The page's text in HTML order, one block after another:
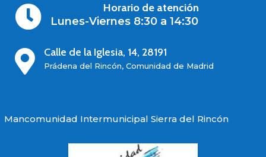

Horario de atención
Lunes-Viernes 8:30 a 14:30
 Calle de la Iglesia, 14, 28191
Prádena del Rincón, Comunidad de Madrid
Mancomunidad Intermunicipal Sierra del Rincón